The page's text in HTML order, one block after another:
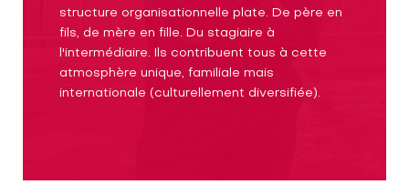
structure organisationnelle plate. De père en
fils, de mère en fille. Du stagiaire à
l'intermédiaire. Ils contribuent tous à cette
atmosphère unique, familiale mais
internationale (culturellement diversifiée).